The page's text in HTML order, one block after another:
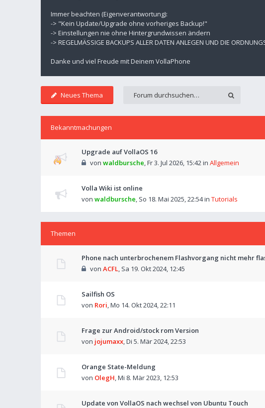
Immer beachten (Eigenverantwortung):
-> "Kein Update/Upgrade ohne vorheriges Backup!"
-> Einstellungen nie ohne Hintergrundwissen ändern
-> REGELMÄSSIGE BACKUPS ALLER DATEN ANLEGEN UND DIE
Danke und viel Freude mit Deinem VollaPhone
Neues Thema
Bekanntmachungen
Upgrade auf VollaOS 16
von waldbursche,Fr 3. Jul 2026, 15:42in Allgemein
Volla Wiki ist online
von waldbursche, So 18. Mai 2025, 22:54in Tutorials
Themen
Phone nach unterbrochenem Flashvorgang nicht mehr
von ACFL, Sa 19. Okt 2024, 12:45
Sailfish OS
von Rori,Mo 14. Okt 2024, 22:11
Frage zur Android/stock rom Version
von jojumaxx,Di 5. Mär 2024, 22:53
Orange State-Meldung
von OlegH,Mi 8. Mär 2023, 12:53
Update von VollaOS nach wechsel von Ubuntu Touch